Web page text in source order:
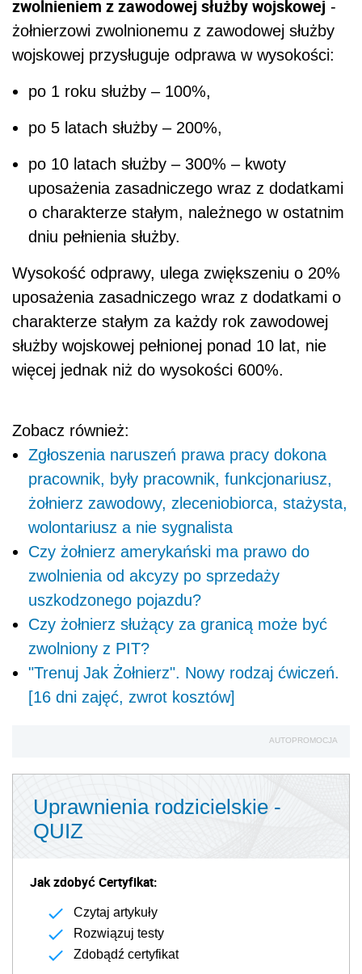
zwolnieniem z zawodowej służby wojskowej -
żołnierzowi zwolnionemu z zawodowej służby
wojskowej przysługuje odprawa w wysokości:
po 1 roku służby – 100%,
po 5 latach służby – 200%,
po 10 latach służby – 300% – kwoty
uposażenia zasadniczego wraz z dodatkami
o charakterze stałym, należnego w ostatnim
dniu pełnienia służby.
Wysokość odprawy, ulega zwiększeniu o 20%
uposażenia zasadniczego wraz z dodatkami o
charakterze stałym za każdy rok zawodowej
służby wojskowej pełnionej ponad 10 lat, nie
więcej jednak niż do wysokości 600%.
Zobacz również:
Zgłoszenia naruszeń prawa pracy dokona
pracownik, były pracownik, funkcjonariusz,
żołnierz zawodowy, zleceniobiorca, stażysta,
wolontariusz a nie sygnalista
Czy żołnierz amerykański ma prawo do
zwolnienia od akcyzy po sprzedaży
uszkodzonego pojazdu?
Czy żołnierz służący za granicą może być
zwolniony z PIT?
"Trenuj Jak Żołnierz". Nowy rodzaj ćwiczeń.
[16 dni zajęć, zwrot kosztów]
AUTOPROMOCJA
Uprawnienia rodzicielskie -
QUIZ
Jak zdobyć Certyfikat:
Czytaj artykuły
Rozwiązuj testy
Zdobądź certyfikat